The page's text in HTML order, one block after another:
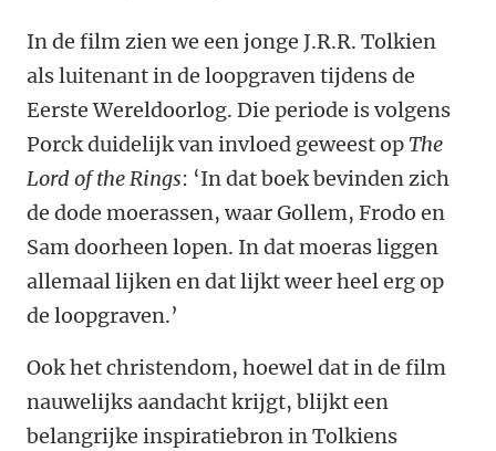
In de film zien we een jonge J.R.R. Tolkien
als luitenant in de loopgraven tijdens de
Eerste Wereldoorlog. Die periode is volgens
Porck duidelijk van invloed geweest opThe
Lord of the Rings: ‘In dat boek bevinden zich
de dode moerassen, waar Gollem, Frodo en
Sam doorheen lopen. In dat moeras liggen
allemaal lijken en dat lijkt weer heel erg op
de loopgraven.’
Ook het christendom, hoewel dat in de film
nauwelijks aandacht krijgt, blijkt een
belangrijke inspiratiebron in Tolkiens